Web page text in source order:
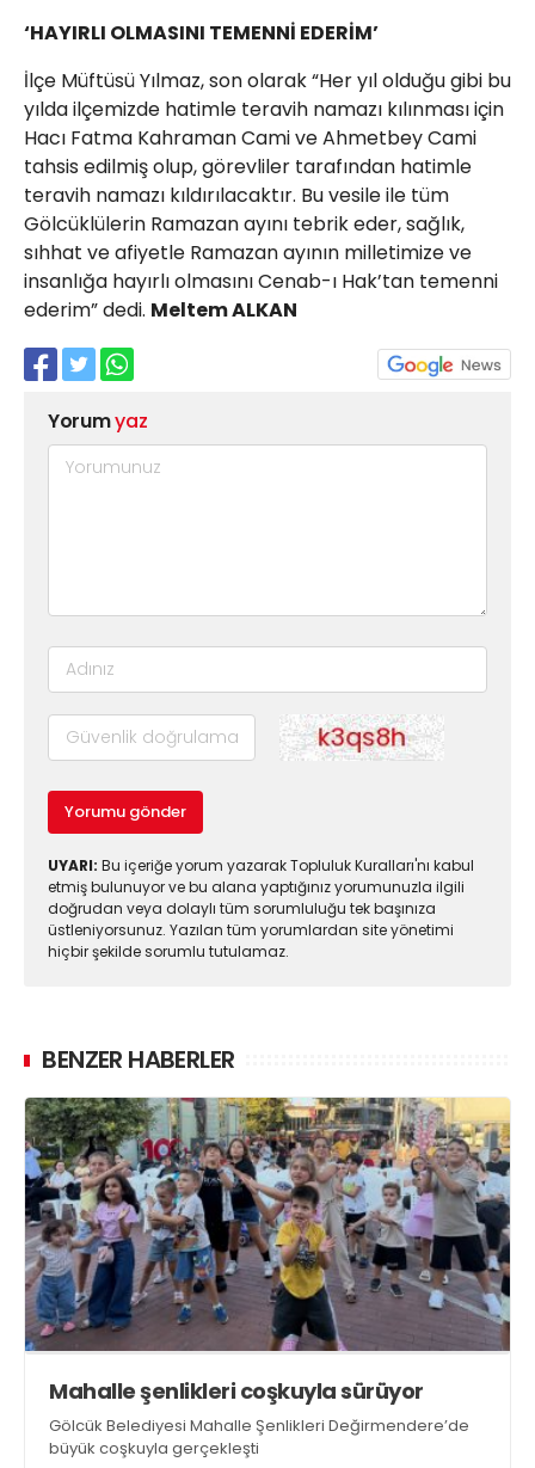
‘HAYIRLI OLMASINI TEMENNİ EDERİM’
İlçe Müftüsü Yılmaz, son olarak “Her yıl olduğu gibi bu
yılda ilçemizde hatimle teravih namazı kılınması için
Hacı Fatma Kahraman Cami ve Ahmetbey Cami
tahsis edilmiş olup, görevliler tarafından hatimle
teravih namazı kıldırılacaktır. Bu vesile ile tüm
Gölcüklülerin Ramazan ayını tebrik eder, sağlık,
sıhhat ve afiyetle Ramazan ayının milletimize ve
insanlığa hayırlı olmasını Cenab-ı Hak’tan temenni
ederim” dedi. Meltem ALKAN
Yorumyaz
Yorumu gönder
UYARI: Bu içeriğe yorum yazarak Topluluk Kuralları'nı kabul
etmiş bulunuyor ve bu alana yaptığınız yorumunuzla ilgili
doğrudan veya dolaylı tüm sorumluluğu tek başınıza
üstleniyorsunuz. Yazılan tüm yorumlardan site yönetimi
hiçbir şekilde sorumlu tutulamaz.
BENZER HABERLER
Mahalle şenlikleri coşkuyla sürüyor
Gölcük Belediyesi Mahalle Şenlikleri Değirmendere’de
büyük coşkuyla gerçekleşti